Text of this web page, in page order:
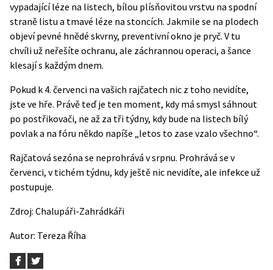
vypadající léze na listech, bílou plísňovitou vrstvu na spodní
straně listu a tmavé léze na stoncích. Jakmile se na plodech
objeví pevné hnědé skvrny, preventivní okno je pryč. V tu
chvíli už neřešíte ochranu, ale záchrannou operaci, a šance
klesají s každým dnem.
Pokud k 4. červenci na vašich rajčatech nic z toho nevidíte,
jste ve hře. Právě teď je ten moment, kdy má smysl sáhnout
po postřikovači, ne až za tři týdny, kdy bude na listech bílý
povlak a na fóru někdo napíše „letos to zase vzalo všechno“.
Rajčatová sezóna se neprohrává v srpnu. Prohrává se v
červenci, v tichém týdnu, kdy ještě nic nevidíte, ale infekce už
postupuje.
Zdroj: Chalupáři-Zahrádkáři
Autor: Tereza Říha